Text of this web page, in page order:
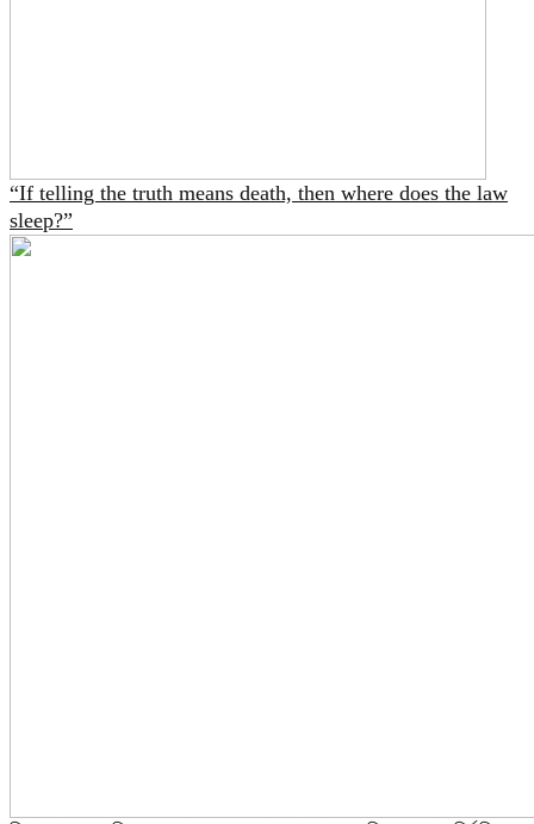
“If telling the truth means death, then where does the law
sleep?”